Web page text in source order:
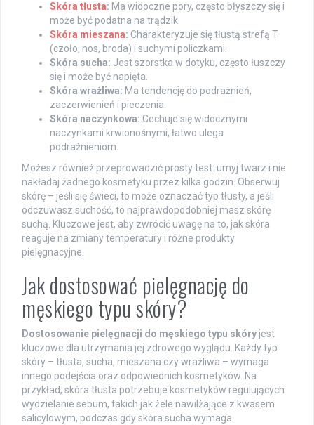
Skóra tłusta: Ma widoczne pory, często błyszczy się i
może być podatna na trądzik.
Skóra mieszana: Charakteryzuje się tłustą strefą T
(czoło, nos, broda) i suchymi policzkami.
Skóra sucha: Jest szorstka w dotyku, często łuszczy
się i może być napięta.
Skóra wrażliwa: Ma tendencję do podrażnień,
zaczerwienień i pieczenia.
Skóra naczynkowa: Cechuje się widocznymi
naczynkami krwionośnymi, łatwo ulega
podrażnieniom.
Możesz również przeprowadzić prosty test: umyj twarz i nie
nakładaj żadnego kosmetyku przez kilka godzin. Obserwuj
skórę – jeśli się świeci, to może oznaczać typ tłusty, a jeśli
odczuwasz suchość, to najprawdopodobniej masz skórę
suchą. Kluczowe jest, aby zwrócić uwagę na to, jak skóra
reaguje na zmiany temperatury i różne produkty
pielęgnacyjne.
Jak dostosować pielęgnację do
męskiego typu skóry?
Dostosowanie pielęgnacji do męskiego typu skóry jest
kluczowe dla utrzymania jej zdrowego wyglądu. Każdy typ
skóry – tłusta, sucha, mieszana czy wrażliwa – wymaga
innego podejścia oraz odpowiednich kosmetyków. Na
przykład, skóra tłusta potrzebuje kosmetyków regulujących
wydzielanie sebum, takich jak żele nawilżające z kwasem
salicylowym, podczas gdy skóra sucha wymaga